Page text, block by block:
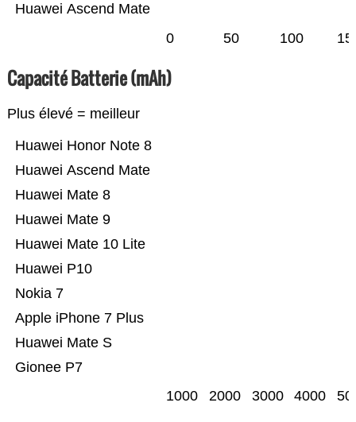
Huawei Ascend Mate
0 50 100
Capacité Batterie (mAh)
Plus élevé = meilleur
Gionee P7
Huawei Mate S
Apple iPhone 7 Plus
Nokia 7
Huawei P10
Huawei Mate 10 Lite
Huawei Mate 9
Huawei Mate 8
Huawei Ascend Mate
Huawei Honor Note 8
1000 2000 3000 4000